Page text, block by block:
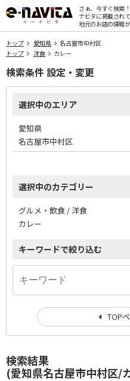
さぁ、今すぐ検索！
ナビタに掲載され
地元のお店の情報
トップ 愛知県
名古屋市中村区
トップ
洋食 カレー
検索結果
(愛知県名古屋市中村区/
検索条件 設定・変更
選択中のエリア
愛知県
名古屋市中村区
選択中のカテゴリー
グルメ・飲食 / 洋食
カレー
キーワードで絞り込む
TOP